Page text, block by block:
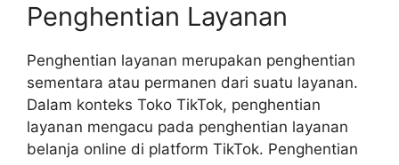
Penghentian Layanan
Penghentian layanan merupakan penghentian
sementara atau permanen dari suatu layanan.
Dalam konteks Toko TikTok, penghentian
layanan mengacu pada penghentian layanan
belanja online di platform TikTok. Penghentian